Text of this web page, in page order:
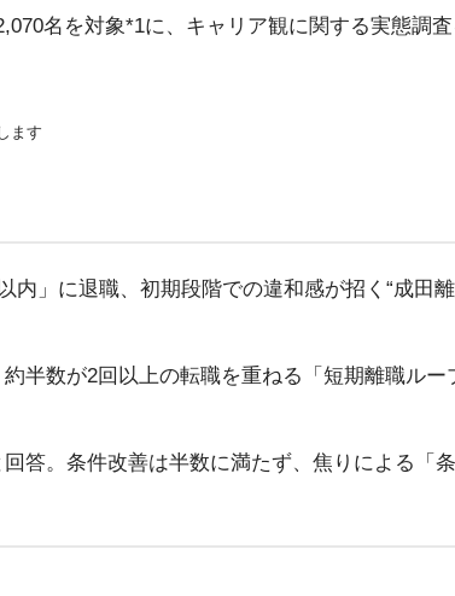
名を対象*1に、キャリア観に関する実態調
ます
」に退職、初期段階での違和感が招く“成田
半数が2回以上の転職を重ねる「短期離職ルー
答。条件改善は半数に満たず、焦りによる「